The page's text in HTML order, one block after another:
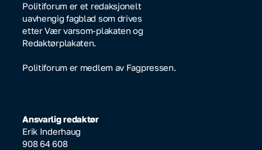
Politiforum er et redaksjonelt
uavhengig fagblad som drives
etter Vær varsom-plakaten og
Redaktørplakaten.
Politiforum er medlem av Fagpressen.
Ansvarlig redaktør
Erik Inderhaug
908 64 608